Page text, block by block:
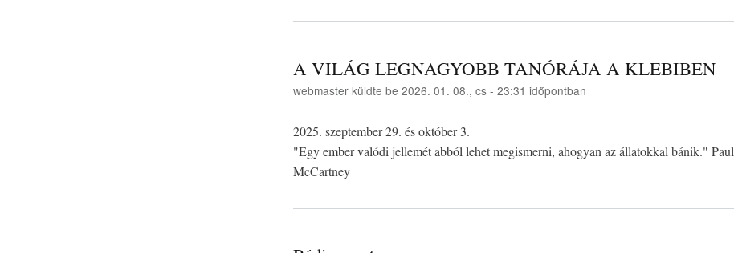
A VILÁG LEGNAGYOBB TANÓRÁJA A KLEBIBEN
webmasterküldte be 2026. 01. 08., cs - 23:31 időpontban
2025. szeptember 29. és október 3.
"Egy ember valódi jellemét abból lehet megismerni, ahogyan az állatokkal bánik." Paul
McCartney